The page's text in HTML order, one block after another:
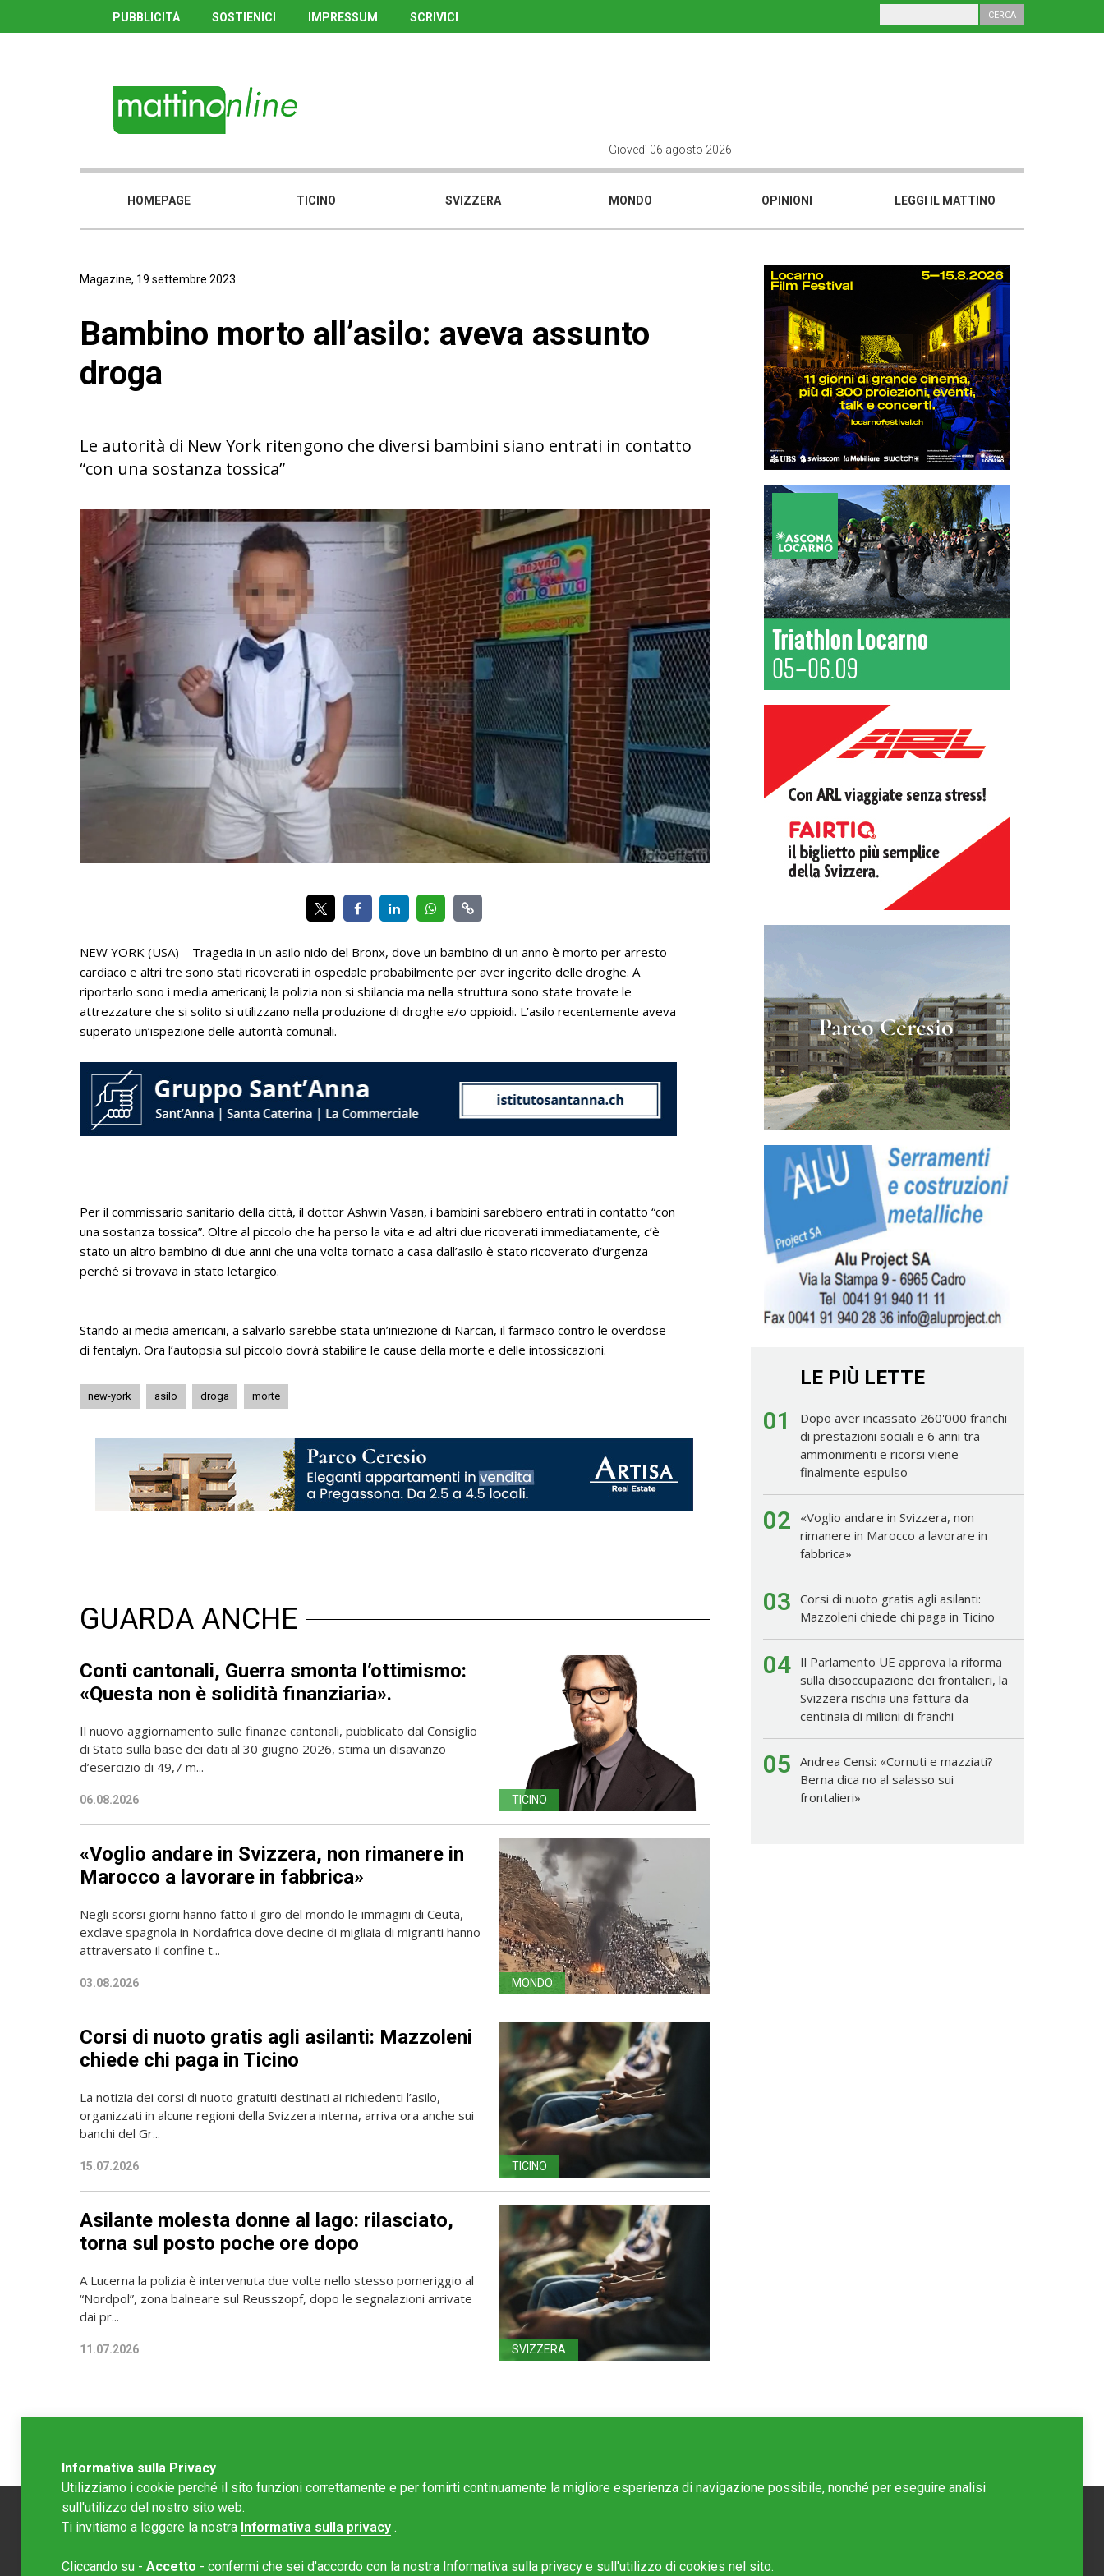
PUBBLICITÀ SOSTIENICI IMPRESSUM SCRIVICI
Giovedì 06 agosto 2026
HOMEPAGE TICINO SVIZZERA MONDO OPINIONI LEGGI IL MATTINO
Magazine, 19 settembre 2023
Bambino morto all’asilo: aveva assunto
droga
Le autorità di New York ritengono che diversi bambini siano entrati in contatto
“con una sostanza tossica”
NEW YORK (USA) – Tragedia in un asilo nido del Bronx, dove un bambino di un anno è morto per arresto
cardiaco e altri tre sono stati ricoverati in ospedale probabilmente per aver ingerito delle droghe. A
riportarlo sono i media americani; la polizia non si sbilancia ma nella struttura sono state trovate le
attrezzature che si solito si utilizzano nella produzione di droghe e/o oppioidi. L’asilo recentemente aveva
superato un’ispezione delle autorità comunali.
Per il commissario sanitario della città, il dottor Ashwin Vasan, i bambini sarebbero entrati in contatto “con
una sostanza tossica”. Oltre al piccolo che ha perso la vita e ad altri due ricoverati immediatamente, c’è
stato un altro bambino di due anni che una volta tornato a casa dall’asilo è stato ricoverato d’urgenza
perché si trovava in stato letargico.
Stando ai media americani, a salvarlo sarebbe stata un’iniezione di Narcan, il farmaco contro le overdose
di fentalyn. Ora l’autopsia sul piccolo dovrà stabilire le cause della morte e delle intossicazioni.
new-york asilo droga morte
GUARDA ANCHE
Conti cantonali, Guerra smonta l’ottimismo:
«Questa non è solidità finanziaria».
Il nuovo aggiornamento sulle finanze cantonali, pubblicato dal Consiglio
di Stato sulla base dei dati al 30 giugno 2026, stima un disavanzo
d’esercizio di 49,7 m...
06.08.2026 TICINO
«Voglio andare in Svizzera, non rimanere in
Marocco a lavorare in fabbrica»
Negli scorsi giorni hanno fatto il giro del mondo le immagini di Ceuta,
exclave spagnola in Nordafrica dove decine di migliaia di migranti hanno
attraversato il confine t...
03.08.2026 MONDO
Corsi di nuoto gratis agli asilanti: Mazzoleni
chiede chi paga in Ticino
La notizia dei corsi di nuoto gratuiti destinati ai richiedenti l’asilo,
organizzati in alcune regioni della Svizzera interna, arriva ora anche sui
banchi del Gr...
15.07.2026 TICINO
Asilante molesta donne al lago: rilasciato,
torna sul posto poche ore dopo
A Lucerna la polizia è intervenuta due volte nello stesso pomeriggio al
“Nordpol”, zona balneare sul Reusszopf, dopo le segnalazioni arrivate
dai pr...
11.07.2026 SVIZZERA
LE PIÙ LETTE
01
Dopo aver incassato 260'000 franchi
di prestazioni sociali e 6 anni tra
ammonimenti e ricorsi viene
finalmente espulso
02
«Voglio andare in Svizzera, non
rimanere in Marocco a lavorare in
fabbrica»
03 Corsi di nuoto gratis agli asilanti:
Mazzoleni chiede chi paga in Ticino
04
Il Parlamento UE approva la riforma
sulla disoccupazione dei frontalieri, la
Svizzera rischia una fattura da
centinaia di milioni di franchi
05 Andrea Censi: «Cornuti e mazziati?
Berna dica no al salasso sui
frontalieri»
Redazione Mattinonline
Informativa sulla Privacy
Utilizziamo i cookie perché il sito funzioni correttamente e per fornirti continuamente la migliore esperienza di navigazione possibile, nonché per eseguire analisi
sull'utilizzo del nostro sito web.
Ti invitiamo a leggere la nostra Informativa sulla privacy .
Cliccando su - Accetto - confermi che sei d'accordo con la nostra Informativa sulla privacy e sull'utilizzo di cookies nel sito.